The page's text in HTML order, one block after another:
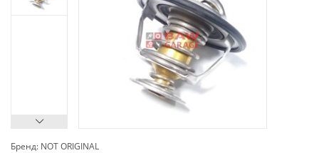
Бренд: NOT ORIGINAL